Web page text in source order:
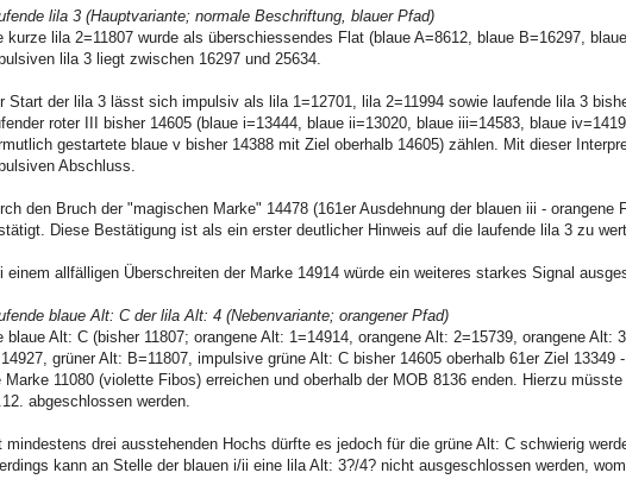
lila 3 (Hauptvariante; normale Beschriftung, blauer Pfad)
kurze lila 2=11807 wurde als überschiessendes Flat (blaue A=8612, blaue B=16297,
lila 3 liegt zwischen 16297 und 25634.
Start der lila 3 lässt sich impulsiv als lila 1=12701, lila 2=11994 sowie laufende lila 3
roter III bisher 14605 (blaue i=13444, blaue ii=13020, blaue iii=14583, blaue
gestartete blaue v bisher 14388 mit Ziel oberhalb 14605) zählen. Mit dieser
Abschluss.
den Bruch der "magischen Marke" 14478 (161er Ausdehnung der blauen iii -
Diese Bestätigung ist als ein erster deutlicher Hinweis auf die laufende lila 3 zu
einem allfälligen Überschreiten der Marke 14914 würde ein weiteres starkes Signal
blaue Alt: C der lila Alt: 4 (Nebenvariante; orangener Pfad)
blaue Alt: C (bisher 11807; orangene Alt: 1=14914, orangene Alt: 2=15739, orangene Alt:
grüner Alt: B=11807, impulsive grüne Alt: C bisher 14605 oberhalb 61er Ziel
Marke 11080 (violette Fibos) erreichen und oberhalb der MOB 8136 enden. Hierzu
abgeschlossen werden.
mindestens drei ausstehenden Hochs dürfte es jedoch für die grüne Alt: C schwierig
kann an Stelle der blauen i/ii eine lila Alt: 3?/4? nicht ausgeschlossen werden,